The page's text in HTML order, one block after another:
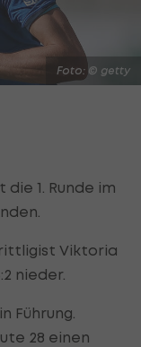
Foto: © getty
1. Runde im
Viktoria
nieder.
Führung.
28 einen